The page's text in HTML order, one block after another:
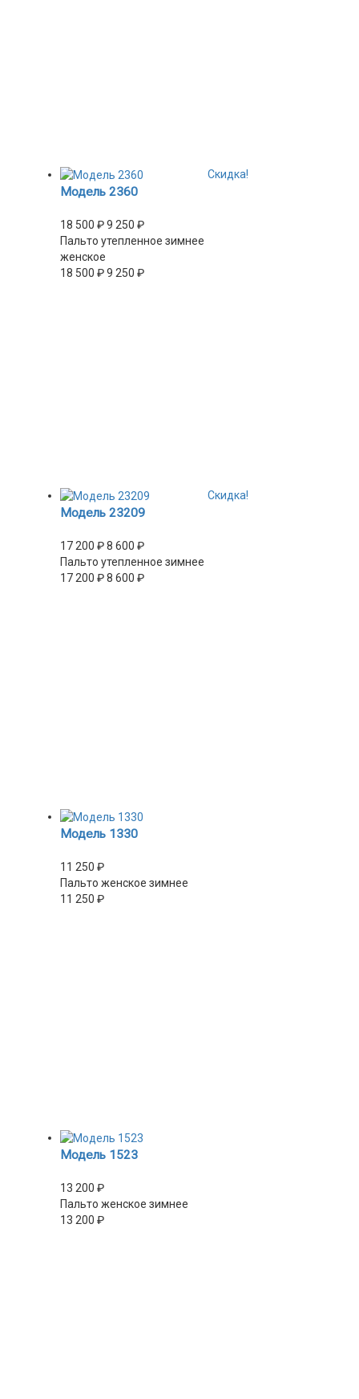
Скидка!
Модель 2360
18 500 ₽9 250 ₽
Пальто утепленное зимнее
женское
18 500 ₽9 250 ₽
Скидка!
Модель 23209
17 200 ₽8 600 ₽
Пальто утепленное зимнее
17 200 ₽8 600 ₽
Модель 1330
11 250 ₽
Пальто женское зимнее
11 250 ₽
Модель 1523
13 200 ₽
Пальто женское зимнее
13 200 ₽